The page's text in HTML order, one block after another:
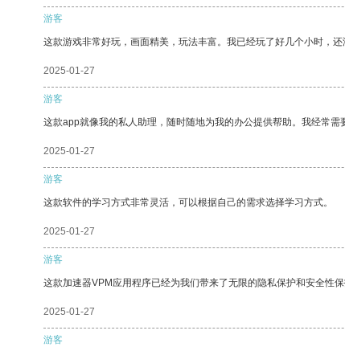
游客
这款游戏非常好玩，画面精美，玩法丰富。我已经玩了好几个小时，还
2025-01-27
游客
这款app就像我的私人助理，随时随地为我的办公提供帮助。我经常
2025-01-27
游客
这款软件的学习方式非常灵活，可以根据自己的需求选择学习方式。
2025-01-27
游客
这款加速器VPM应用程序已经为我们带来了无限的隐私保护和安全性保
2025-01-27
游客